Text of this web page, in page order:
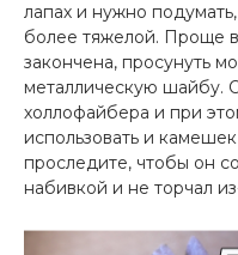
лапах и нужно
более тяжелой. Проще
закончена, просунуть
металлическую шайбу.
холлофайбера и при
использовать и
проследите, чтобы он
набивкой и не торчал